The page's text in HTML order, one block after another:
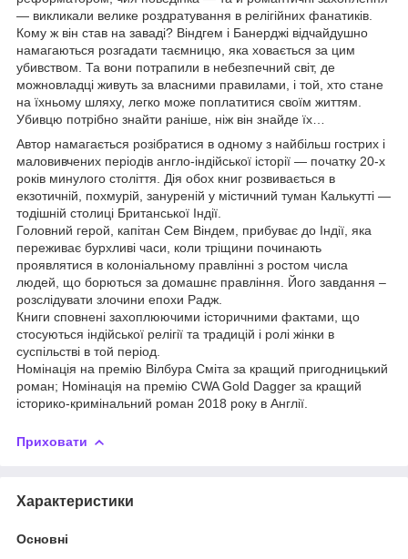
— викликали велике роздратування в релігійних фанатиків.
Кому ж він став на заваді? Віндгем і Банерджі відчайдушно
намагаються розгадати таємницю, яка ховається за цим
убивством. Та вони потрапили в небезпечний світ, де
можновладці живуть за власними правилами, і той, хто стане
на їхньому шляху, легко може поплатитися своїм життям.
Убивцю потрібно знайти раніше, ніж він знайде їх…
Автор намагається розібратися в одному з найбільш гострих і
маловивчених періодів англо-індійської історії — початку 20-х
років минулого століття. Дія обох книг розвивається в
екзотичній, похмурій, зануреній у містичний туман Калькутті —
тодішній столиці Британської Індії.
Головний герой, капітан Сем Віндем, прибуває до Індії, яка
переживає бурхливі часи, коли тріщини починають
проявлятися в колоніальному правлінні з ростом числа
людей, що борються за домашнє правління. Його завдання –
розслідувати злочини епохи Радж.
Книги сповнені захоплюючими історичними фактами, що
стосуються індійської релігії та традицій і ролі жінки в
суспільстві в той період.
Номінація на премію Вілбура Сміта за кращий пригодницький
роман; Номінація на премію CWA Gold Dagger за кращий
історико-кримінальний роман 2018 року в Англії.
Приховати
Характеристики
Основні